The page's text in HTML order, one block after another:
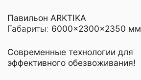
Павильон ARKTIKA
Габариты: 6000×2300×2350 мм
Современные технологии для
эффективного обезвоживания!